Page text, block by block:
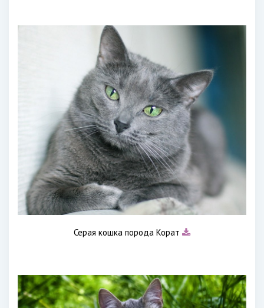
Серая кошка порода Корат